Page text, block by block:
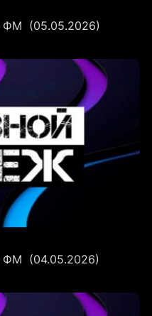
ФМ (05.05.2026)
ФМ (04.05.2026)